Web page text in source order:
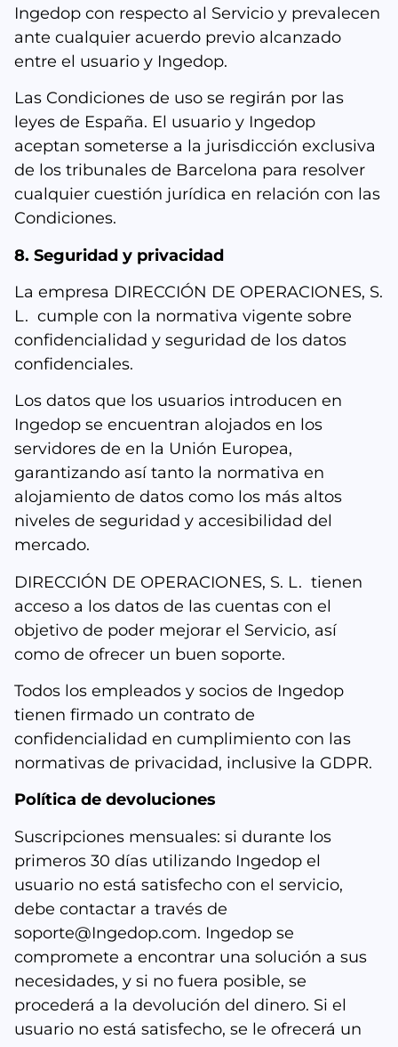
Ingedop con respecto al Servicio y prevalecen
ante cualquier acuerdo previo alcanzado
entre el usuario y Ingedop.
Las Condiciones de uso se regirán por las
leyes de España. El usuario y Ingedop
aceptan someterse a la jurisdicción exclusiva
de los tribunales de Barcelona para resolver
cualquier cuestión jurídica en relación con las
Condiciones.
8. Seguridad y privacidad
La empresa DIRECCIÓN DE OPERACIONES, S.
L. cumple con la normativa vigente sobre
confidencialidad y seguridad de los datos
confidenciales.
Los datos que los usuarios introducen en
Ingedop se encuentran alojados en los
servidores de en la Unión Europea,
garantizando así tanto la normativa en
alojamiento de datos como los más altos
niveles de seguridad y accesibilidad del
mercado.
DIRECCIÓN DE OPERACIONES, S. L. tienen
acceso a los datos de las cuentas con el
objetivo de poder mejorar el Servicio, así
como de ofrecer un buen soporte.
Todos los empleados y socios de Ingedop
tienen firmado un contrato de
confidencialidad en cumplimiento con las
normativas de privacidad, inclusive la GDPR.
Política de devoluciones
Suscripciones mensuales: si durante los
primeros 30 días utilizando Ingedop el
usuario no está satisfecho con el servicio,
debe contactar a través de
soporte@Ingedop.com. Ingedop se
compromete a encontrar una solución a sus
necesidades, y si no fuera posible, se
procederá a la devolución del dinero. Si el
usuario no está satisfecho, se le ofrecerá un